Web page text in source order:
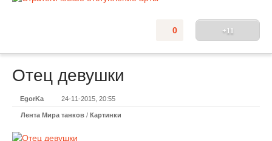
+11
0
Отец девушки
EgorKa 24-11-2015, 20:55
Лента Мира танков / Картинки